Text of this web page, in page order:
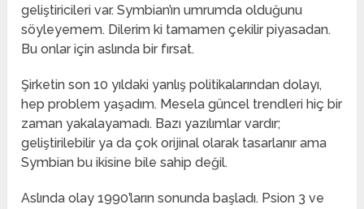
geliştiricileri var. Symbian’ın umrumda olduğunu
söyleyemem. Dilerim ki tamamen çekilir piyasadan.
Bu onlar için aslında bir fırsat.
Şirketin son 10 yıldaki yanlış politikalarından dolayı,
hep problem yaşadım. Mesela güncel trendleri hiç bir
zaman yakalayamadı. Bazı yazılımlar vardır;
geliştirilebilir ya da çok orijinal olarak tasarlanır ama
Symbian bu ikisine bile sahip değil.
Aslında olay 1990’ların sonunda başladı. Psion 3 ve